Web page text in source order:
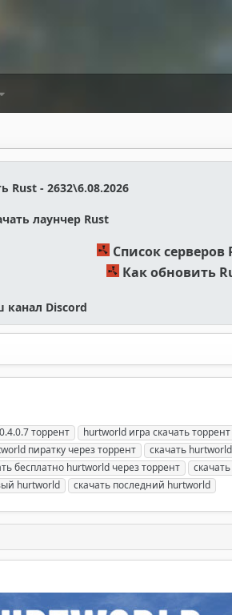
Rust - 2632\6.08.2026
лаунчер Rust
Список серверов
Как обновить
канал Discord
торрент hurtworld игра скачать торрент
пиратку через торрент
скачать
бесплатно hurtworld через торрент
hurtworld скачать последний hurtworld